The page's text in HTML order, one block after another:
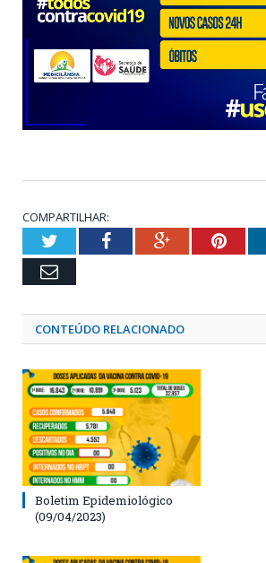
COMPARTILHAR:
TwitterFacebookGoogle+
Email
CONTEÚDO RELACIONADO
Boletim Epidemiológico
(09/04/2023)